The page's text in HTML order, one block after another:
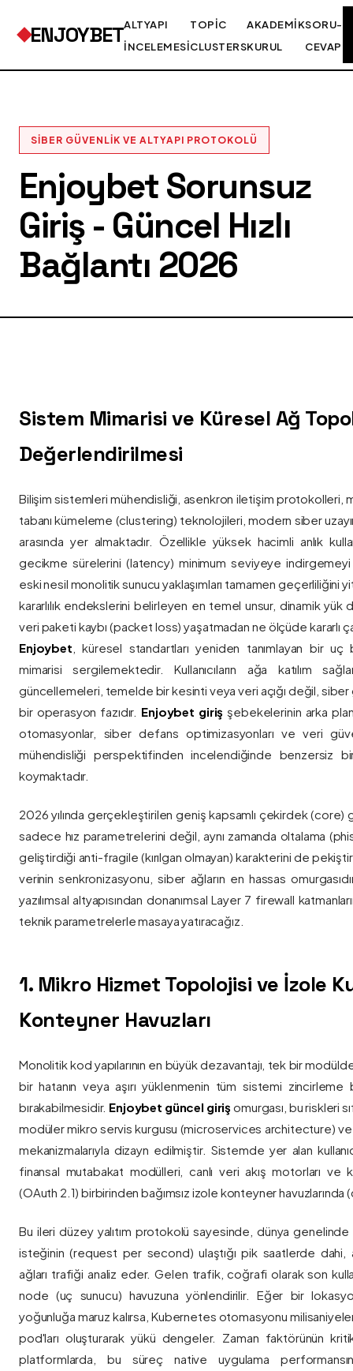
ENJOYBETALTYAPI
İNCELEMESI
TOPIC
CLUSTERS
AKADEMIK
KURUL
SORU-
CEVAP
SIBER GÜVENLIK VE ALTYAPI PROTOKOLÜ
Enjoybet Sorunsuz
Giriş - Güncel Hızlı
Bağlantı 2026
Sistem Mimarisi ve Küresel Ağ
Değerlendirilmesi
Bilişim sistemleri mühendisliği, asenkron iletişim protokolleri,
tabanı kümeleme (clustering) teknolojileri, modern siber
arasında yer almaktadır. Özellikle yüksek hacimli anlık
gecikme sürelerini (latency) minimum seviyeye
eski nesil monolitik sunucu yaklaşımları tamamen geçerliliğini
kararlılık endekslerini belirleyen en temel unsur, dinamik yük
veri paketi kaybı (packet loss) yaşatmadan ne ölçüde kararlı
Enjoybet , küresel standartları yeniden tanımlayan bir
mimarisi sergilemektedir. Kullanıcıların ağa katılım
güncellemeleri, temelde bir kesinti veya veri açığı değil, siber
bir operasyon fazıdır. Enjoybet giriş şebekelerinin arka
otomasyonlar, siber defans optimizasyonları ve veri
mühendisliği perspektifinden incelendiğinde benzersiz
koymaktadır.
2026 yılında gerçekleştirilen geniş kapsamlı çekirdek
sadece hız parametrelerini değil, aynı zamanda oltalama
geliştirdiği anti-fragile (kırılgan olmayan) karakterini de
verinin senkronizasyonu, siber ağların en hassas
yazılımsal altyapısından donanımsal Layer 7 firewall
teknik parametrelerle masaya yatıracağız.
1. Mikro Hizmet Topolojisi ve İzole
Konteyner Havuzları
Monolitik kod yapılarının en büyük dezavantajı, tek bir
bir hatanın veya aşırı yüklenmenin tüm sistemi zincirleme
bırakabilmesidir. Enjoybet güncel giriş omurgası, bu riskleri
modüler mikro servis kurgusu (microservices architecture)
mekanizmalarıyla dizayn edilmiştir. Sistemde yer alan
finansal mutabakat modülleri, canlı veri akış motorları ve
(OAuth 2.1) birbirinden bağımsız izole konteyner havuzlarında
Bu ileri düzey yalıtım protokolü sayesinde, dünya genelinde
isteğinin (request per second) ulaştığı pik saatlerde dahi,
ağları trafiği analiz eder. Gelen trafik, coğrafi olarak son
node (uç sunucu) havuzuna yönlendirilir. Eğer bir
yoğunluğa maruz kalırsa, Kubernetes otomasyonu
pod'ları oluşturarak yükü dengeler. Zaman faktörünün
platformlarda, bu süreç native uygulama